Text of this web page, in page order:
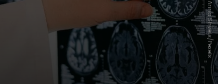
Anna Shvets/Pexels